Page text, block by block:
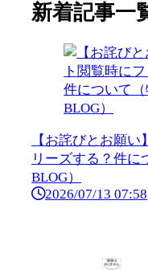
新着記事一
【お詫びとお願
リーズする？件に
BLOG）
2026/07/13 07:58